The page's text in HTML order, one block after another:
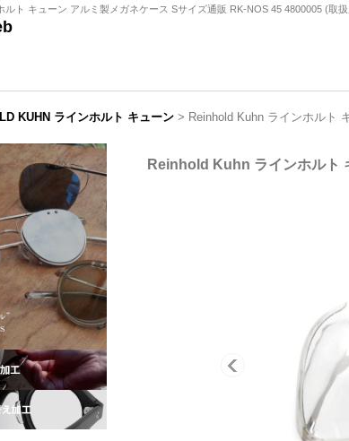
ルト キューン アルミ製メガネケース Sサイズ通販 RK-NOS 45 4800005 (取
KUHN ラインホルト キューン > Reinhold Kuhn ラインホルト
Reinhold Kuhn ラインホルト